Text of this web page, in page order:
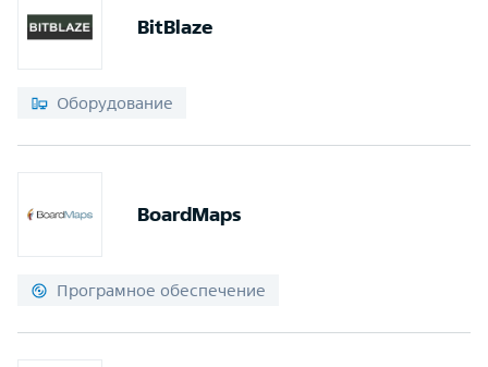
BitBlaze
Оборудование
BoardMaps
Програмное обеспечение